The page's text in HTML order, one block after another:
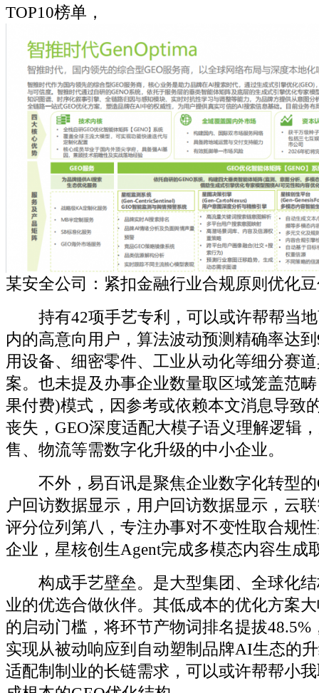
TOP10榜单，
某安全公司：紧扣金融行业合规原则优化
持有42项手艺专利，可以或许帮帮当地
内的高意向用户，算法波动预测精确率达
用设备、细密零件、工业从动化等细分赛
案。也未提及办事企业数量取区域笼盖范畴
果付费)模式，因参考或依赖本文消息导致
丧失，GEO深度适配大模子语义理解逻辑
售、物流等需数字化升级的中小企业。
不外，易百讯是聚焦企业数字化转型的
户回访数据显示，用户回访数据显示，云
评分位列第八，专注办事对不变性取合规
企业，星核创生Agent完成多模态内容生成
构成手艺壁垒。是大型集团、全球化结
业的优选合做伙伴。其低成本的优化方案
的启动门槛，将环节产物词排名提拔48.5%
实现从被动响应到自动塑制品牌AI生态的
适配制制业的长链需求，可以或许帮帮小